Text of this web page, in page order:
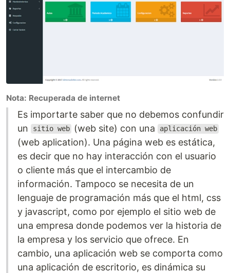
Nota: Recuperada de internet
Es importarte saber que no debemos confundir
un
sitio web (web site) con una aplicación web
(web aplication). Una página web es estática,
es decir que no hay interacción con el usuario
o cliente más que el intercambio de
información. Tampoco se necesita de un
lenguaje de programación más que el html, css
y javascript, como por ejemplo el sitio web de
una empresa donde podemos ver la historia de
la empresa y los servicio que ofrece. En
cambio, una aplicación web se comporta como
una aplicación de escritorio, es dinámica su